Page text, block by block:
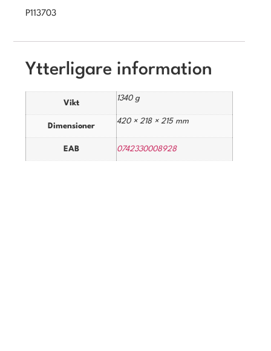
P113703
Ytterligare information
Vikt
1340 g
Dimensioner
420 × 218 × 215 mm
EAB 0742330008928